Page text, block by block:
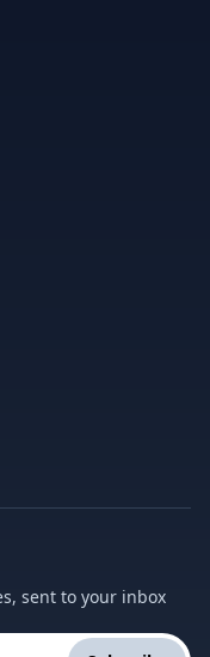
sent to your inbox